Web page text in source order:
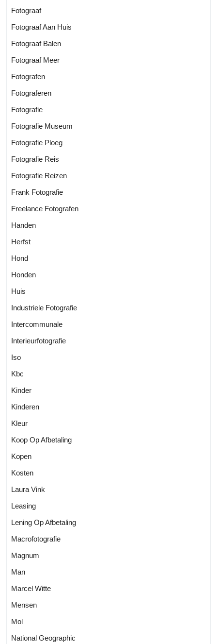
Fotograaf
Fotograaf Aan Huis
Fotograaf Balen
Fotograaf Meer
Fotografen
Fotograferen
Fotografie
Fotografie Museum
Fotografie Ploeg
Fotografie Reis
Fotografie Reizen
Frank Fotografie
Freelance Fotografen
Handen
Herfst
Hond
Honden
Huis
Industriele Fotografie
Intercommunale
Interieurfotografie
Iso
Kbc
Kinder
Kinderen
Kleur
Koop Op Afbetaling
Kopen
Kosten
Laura Vink
Leasing
Lening Op Afbetaling
Macrofotografie
Magnum
Man
Marcel Witte
Mensen
Mol
National Geographic